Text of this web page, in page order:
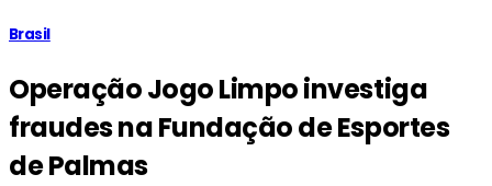
Brasil
Operação Jogo Limpo investiga
fraudes na Fundação de Esportes
de Palmas